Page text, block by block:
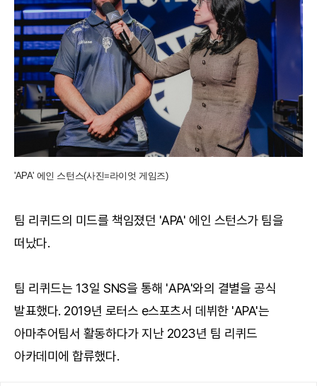
'APA' 에인 스턴스(사진=라이엇 게임즈)
팀 리퀴드의 미드를 책임졌던 'APA' 에인 스턴스가 팀을
떠났다.
팀 리퀴드는 13일 SNS을 통해 'APA'와의 결별을 공식
발표했다. 2019년 로터스 e스포츠서 데뷔한 'APA'는
아마추어팀서 활동하다가 지난 2023년 팀 리퀴드
아카데미에 합류했다.